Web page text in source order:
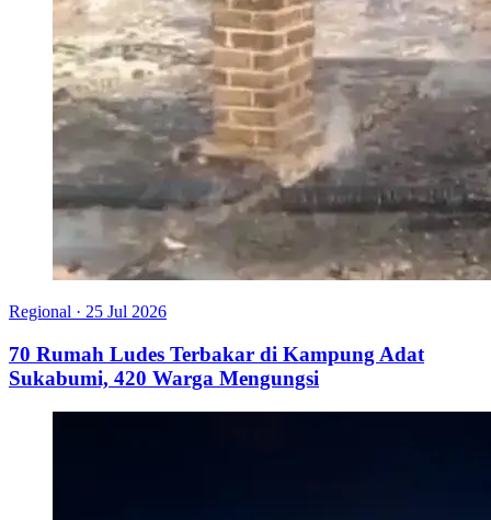
Regional · 25 Jul 2026
70 Rumah Ludes Terbakar di Kampung Adat
Sukabumi, 420 Warga Mengungsi